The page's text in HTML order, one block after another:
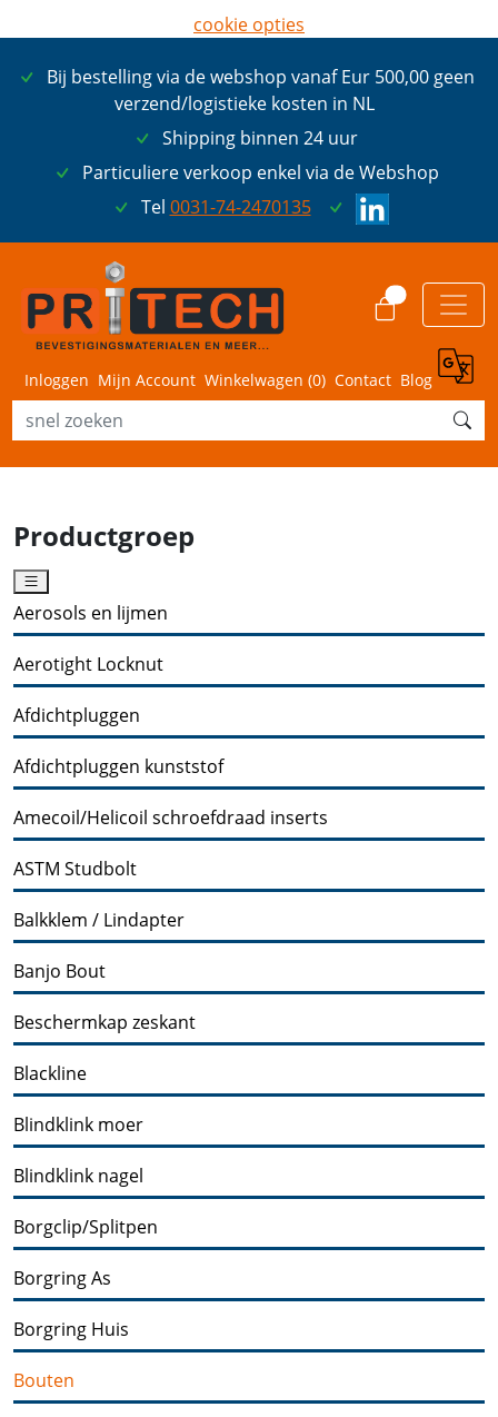
Bij bestelling via de webshop vanaf Eur 500,00 geen
verzend/logistieke kosten in NL
Shipping binnen 24 uur
Particuliere verkoop enkel via de Webshop
Tel 0031-74-2470135
Inloggen Mijn Account Winkelwagen (0) Contact Blog
Productgroep
Aerosols en lijmen
Aerotight Locknut
Afdichtpluggen
Afdichtpluggen kunststof
Amecoil/Helicoil schroefdraad inserts
ASTM Studbolt
Balkklem / Lindapter
Banjo Bout
Beschermkap zeskant
Blackline
Blindklink moer
Blindklink nagel
Borgclip/Splitpen
Borgring As
Borgring Huis
Bouten
cookie opties
ik ga akkoord met cookies